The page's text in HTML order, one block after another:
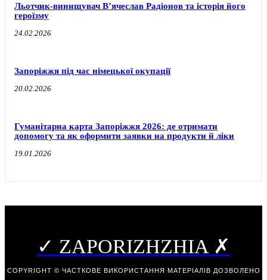
Льотчик-винищувач В’ячеслав Радіонов та історія його
героїзму
24.02.2026
Запоріжжя під час німецької окупації
20.02.2026
Гуманітарна карта Запоріжжя 2026: де отримати
допомогу та як оформити заявки на продукти й ліки
19.01.2026
✓ ZAPORIZHZHIA ✗
COPYRIGHT © ЧАСТКОВЕ ВИКОРИСТАННЯ МАТЕРІАЛІВ ДОЗВОЛЕНО